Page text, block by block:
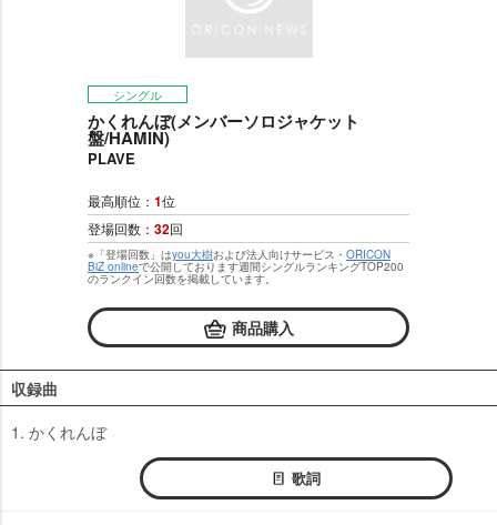
シングル
かくれんぼ(メンバーソロジャケット
盤/HAMIN)
PLAVE
最高順位： 1位
登場回数： 32回
※「登場回数」はyou大樹および法人向けサービス・ ORICON
BiZ onlineで公開しております週間シングルランキングTOP200
のランクイン回数を掲載しています。
商品購入
収録曲
1. かくれんぼ
歌詞